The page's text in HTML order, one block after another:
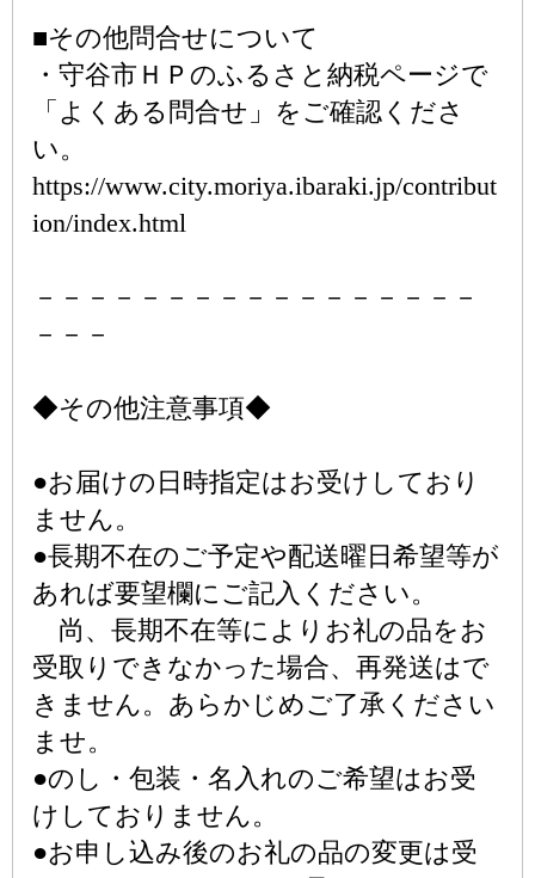
■その他問合せについて
・守谷市ＨＰのふるさと納税ページで
「よくある問合せ」をご確認くださ
い。
https://www.city.moriya.ibaraki.jp/contribut
ion/index.html
－－－－－－－－－－－－－－－－－
－－－
◆その他注意事項◆
●お届けの日時指定はお受けしており
ません。
●長期不在のご予定や配送曜日希望等が
あれば要望欄にご記入ください。
尚、長期不在等によりお礼の品をお
受取りできなかった場合、再発送はで
きません。あらかじめご了承ください
ませ。
●のし・包装・名入れのご希望はお受
けしておりません。
●お申し込み後のお礼の品の変更は受